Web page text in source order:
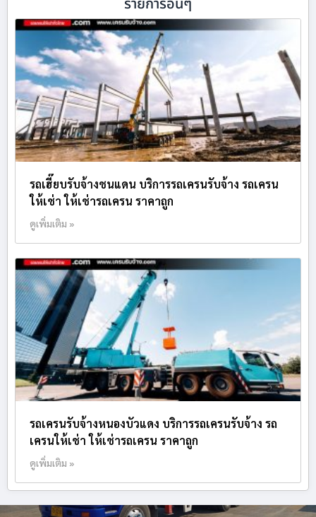
รถเฮี๊ยบรับจ้างชนแดน บริการรถเครนรับจ้าง รถเครน
ให้เช่า ให้เช่ารถเครน ราคาถูก
ดูเพิ่มเติม »
รถเครนรับจ้างหนองบัวแดง บริการรถเครนรับจ้าง รถ
เครนให้เช่า ให้เช่ารถเครน ราคาถูก
ดูเพิ่มเติม »